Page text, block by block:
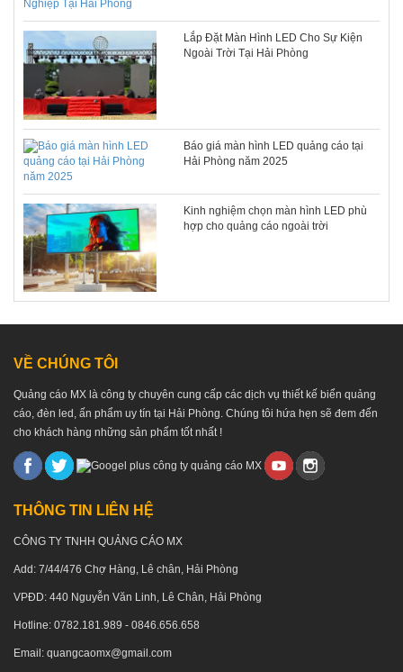
Lắp Đặt Màn Hình LED Cho Sự Kiện
Ngoài Trời Tại Hải Phòng
Báo giá màn hình LED quảng cáo tại
Hải Phòng năm 2025
Kinh nghiệm chọn màn hình LED phù
hợp cho quảng cáo ngoài trời
VỀ CHÚNG TÔI
Quảng cáo MX là công ty chuyên cung cấp các dịch vụ thiết kế biển quảng
cáo, đèn led, ấn phẩm uy tín tại Hải Phòng. Chúng tôi hứa hẹn sẽ đem đến
cho khách hàng những sản phẩm tốt nhất !
THÔNG TIN LIÊN HỆ
CÔNG TY TNHH QUẢNG CÁO MX
Add: 7/44/476 Chợ Hàng, Lê chân, Hải Phòng
VPĐD: 440 Nguyễn Văn Linh, Lê Chân, Hải Phòng
Hotline: 0782.181.989 - 0846.656.658
Email: quangcaomx@gmail.com